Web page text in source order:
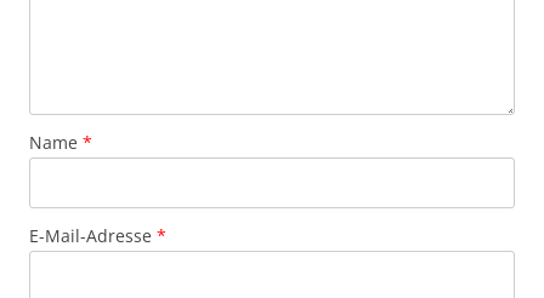
Name *
E-Mail-Adresse *